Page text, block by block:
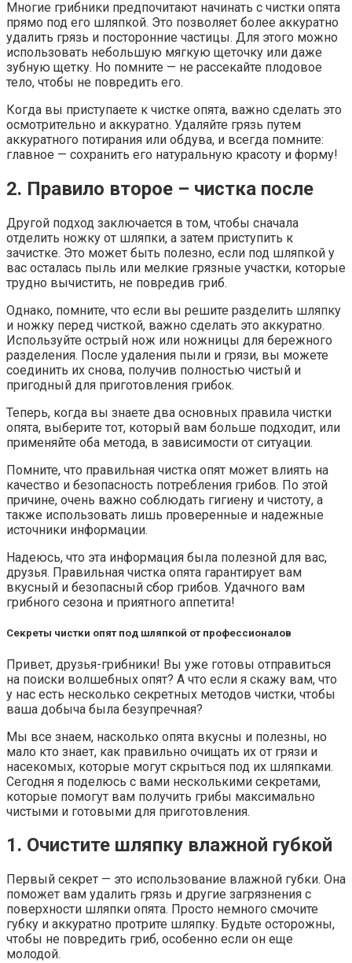
Многие грибники предпочитают начинать с чистки опята
прямо под его шляпкой. Это позволяет более аккуратно
удалить грязь и посторонние частицы. Для этого можно
использовать небольшую мягкую щеточку или даже
зубную щетку. Но помните — не рассекайте плодовое
тело, чтобы не повредить его.
Когда вы приступаете к чистке опята, важно сделать это
осмотрительно и аккуратно. Удаляйте грязь путем
аккуратного потирания или обдува, и всегда помните:
главное — сохранить его натуральную красоту и форму!
2. Правило второе – чистка после
Другой подход заключается в том, чтобы сначала
отделить ножку от шляпки, а затем приступить к
зачистке. Это может быть полезно, если под шляпкой у
вас осталась пыль или мелкие грязные участки, которые
трудно вычистить, не повредив гриб.
Однако, помните, что если вы решите разделить шляпку
и ножку перед чисткой, важно сделать это аккуратно.
Используйте острый нож или ножницы для бережного
разделения. После удаления пыли и грязи, вы можете
соединить их снова, получив полностью чистый и
пригодный для приготовления грибок.
Теперь, когда вы знаете два основных правила чистки
опята, выберите тот, который вам больше подходит, или
применяйте оба метода, в зависимости от ситуации.
Помните, что правильная чистка опят может влиять на
качество и безопасность потребления грибов. По этой
причине, очень важно соблюдать гигиену и чистоту, а
также использовать лишь проверенные и надежные
источники информации.
Надеюсь, что эта информация была полезной для вас,
друзья. Правильная чистка опята гарантирует вам
вкусный и безопасный сбор грибов. Удачного вам
грибного сезона и приятного аппетита!
Секреты чистки опят под шляпкой от профессионалов
Привет, друзья-грибники! Вы уже готовы отправиться
на поиски волшебных опят? А что если я скажу вам, что
у нас есть несколько секретных методов чистки, чтобы
ваша добыча была безупречная?
Мы все знаем, насколько опята вкусны и полезны, но
мало кто знает, как правильно очищать их от грязи и
насекомых, которые могут скрыться под их шляпками.
Сегодня я поделюсь с вами несколькими секретами,
которые помогут вам получить грибы максимально
чистыми и готовыми для приготовления.
1. Очистите шляпку влажной губкой
Первый секрет — это использование влажной губки. Она
поможет вам удалить грязь и другие загрязнения с
поверхности шляпки опята. Просто немного смочите
губку и аккуратно протрите шляпку. Будьте осторожны,
чтобы не повредить гриб, особенно если он еще
молодой.